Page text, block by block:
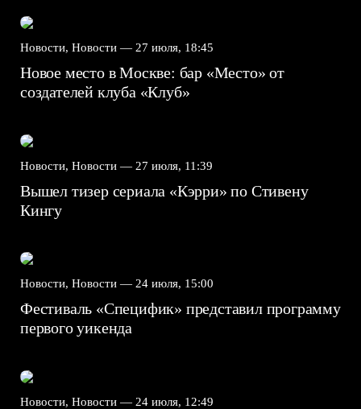
Новости, Новости — 27 июля, 18:45
Новое место в Москве: бар «Место» от
создателей клуба «Клуб»
Новости, Новости — 27 июля, 11:39
Вышел тизер сериала «Кэрри» по Стивену
Кингу
Новости, Новости — 24 июля, 15:00
Фестиваль «Специфик» представил программу
первого уикенда
Новости, Новости — 24 июля, 12:49